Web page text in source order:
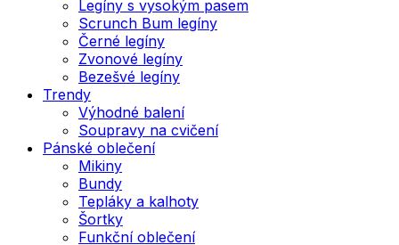
Legíny s vysokým pasem
Scrunch Bum legíny
Černé legíny
Zvonové legíny
Bezešvé legíny
Trendy
Výhodné balení
Soupravy na cvičení
Pánské oblečení
Mikiny
Bundy
Tepláky a kalhoty
Šortky
Funkční oblečení